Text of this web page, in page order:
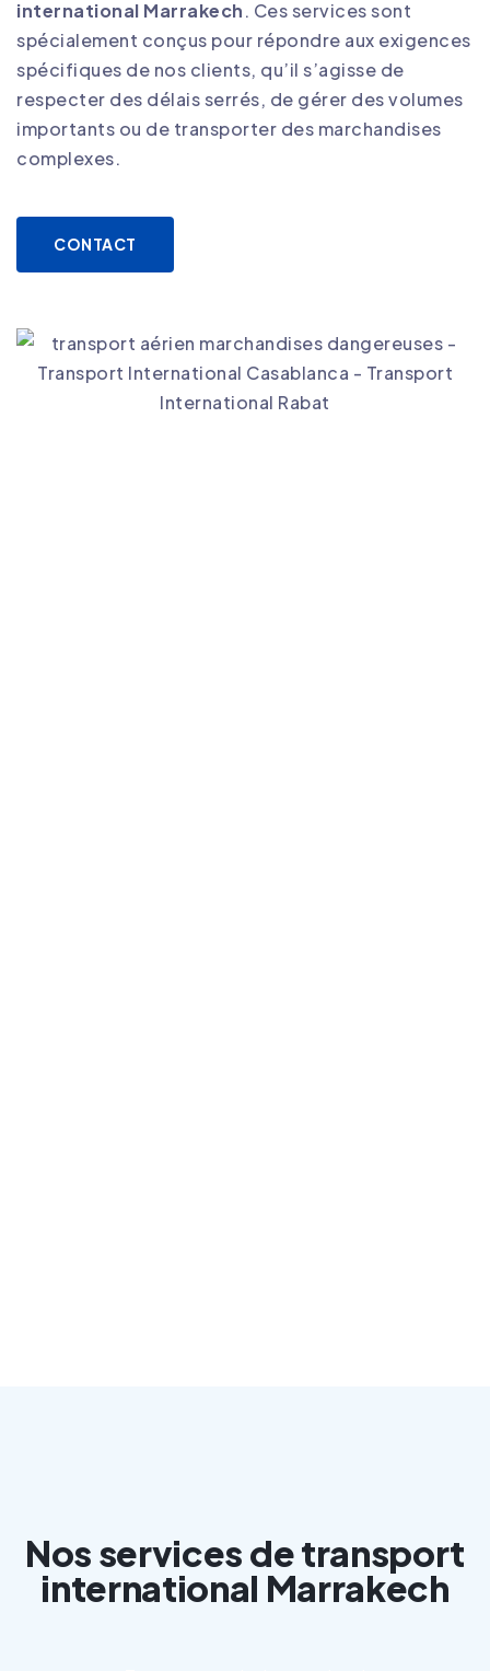
international Marrakech. Ces services sont
spécialement conçus pour répondre aux exigences
spécifiques de nos clients, qu’il s’agisse de
respecter des délais serrés, de gérer des volumes
importants ou de transporter des marchandises
complexes.
CONTACT
Nos services de transport
international Marrakech